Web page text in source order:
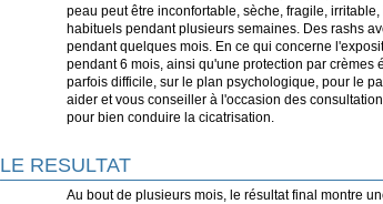
peau peut être inconfortable, sèche, fragile,
habituels pendant plusieurs semaines. Des rashs
pendant quelques mois. En ce qui concerne
pendant 6 mois, ainsi qu'une protection par crèmes
parfois difficile, sur le plan psychologique, pour le
aider et vous conseiller à l'occasion des
pour bien conduire la cicatrisation.
LE RESULTAT
Au bout de plusieurs mois, le résultat final montre